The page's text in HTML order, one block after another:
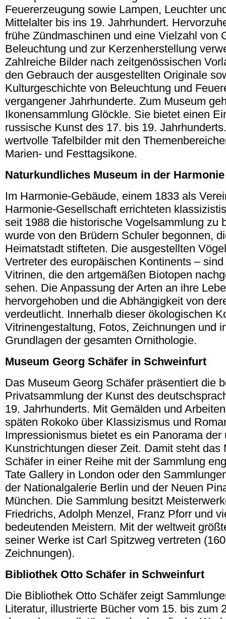
Feuererzeugung sowie Lampen, Leuchter
Mittelalter bis ins 19. Jahrhundert.
frühe Zündmaschinen und eine Vielzahl von
Beleuchtung und zur Kerzenherstellung
Zahlreiche Bilder nach zeitgenössischen
den Gebrauch der ausgestellten Originale
Kulturgeschichte von Beleuchtung und
vergangener Jahrhunderte. Zum Museum
Ikonensammlung Glöckle. Sie bietet einen
russische Kunst des 17. bis 19.
wertvolle Tafelbilder mit den
Marien- und Festtagsikone.
Naturkundliches Museum in der
Im Harmonie-Gebäude, einem 1833 als
Harmonie-Gesellschaft errichteten
seit 1988 die historische Vogelsammlung zu
wurde von den Brüdern Schuler begonnen,
Heimatstadt stifteten. Die ausgestellten
Vertreter des europäischen Kontinents –
Vitrinen, die den artgemäßen Biotopen
sehen. Die Anpassung der Arten an ihre
hervorgehoben und die Abhängigkeit von
verdeutlicht. Innerhalb dieser ökologischen
Vitrinengestaltung, Fotos, Zeichnungen und
Grundlagen der gesamten Ornithologie.
Museum Georg Schäfer in Schweinfurt
Das Museum Georg Schäfer präsentiert die
Privatsammlung der Kunst des
19. Jahrhunderts. Mit Gemälden und
späten Rokoko über Klassizismus und
Impressionismus bietet es ein Panorama
Kunstrichtungen dieser Zeit. Damit steht das
Schäfer in einer Reihe mit der Sammlung
Tate Gallery in London oder den
der Nationalgalerie Berlin und der Neuen
München. Die Sammlung besitzt
Friedrichs, Adolph Menzel, Franz Pforr und
bedeutenden Meistern. Mit der weltweit
seiner Werke ist Carl Spitzweg vertreten
Zeichnungen).
Bibliothek Otto Schäfer in Schweinfurt
Die Bibliothek Otto Schäfer zeigt
Literatur, illustrierte Bücher vom 15. bis zum